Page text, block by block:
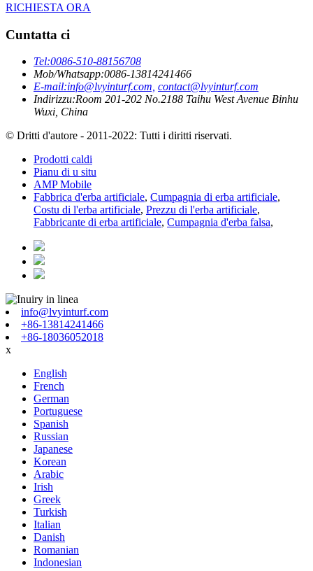
RICHIESTA ORA
Cuntatta ci
Tel:0086-510-88156708
Mob/Whatsapp:0086-13814241466
E-mail:info@lvyinturf.com, contact@lvyinturf.com
Indirizzu:Room 201-202 No.2188 Taihu West Avenue Binhu
Wuxi, China
© Dritti d'autore - 2011-2022: Tutti i diritti riservati.
Prodotti caldi
Pianu di u situ
AMP Mobile
Fabbrica d'erba artificiale, Cumpagnia di erba artificiale,
Costu di l'erba artificiale, Prezzu di l'erba artificiale,
Fabbricante di erba artificiale, Cumpagnia d'erba falsa,
info@lvyinturf.com
+86-13814241466
+86-18036052018
x
English
French
German
Portuguese
Spanish
Russian
Japanese
Korean
Arabic
Irish
Greek
Turkish
Italian
Danish
Romanian
Indonesian